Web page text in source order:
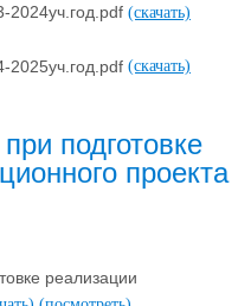
2024уч.год.pdf (скачать)
2025уч.год.pdf (скачать)
подготовке
проекта
реализации